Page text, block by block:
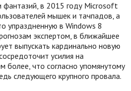
фантазий, в 2015 году Microsoft
мышек и тачпадов, а
упраздненную в Windows 8
экспертом, в ближайшее
выпускать кардинально новую
усилия на
более, что согласно упомянутому
следующего крупного провала.